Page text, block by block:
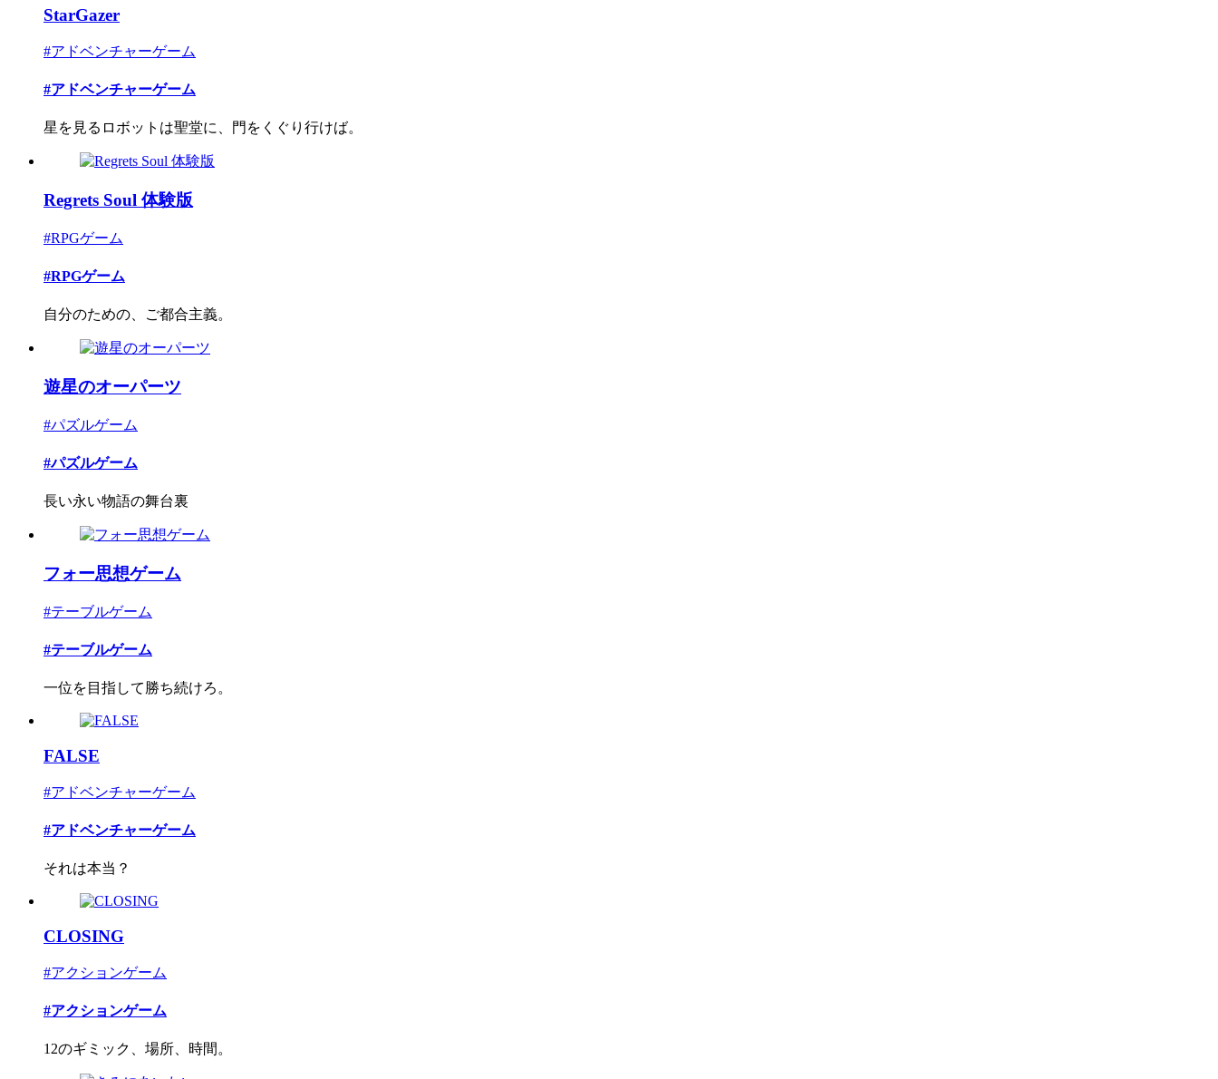
StarGazer
#アドベンチャーゲーム
#アドベンチャーゲーム
星を見るロボットは聖堂に、門をくぐり行けば。
Regrets Soul 体験版
#RPGゲーム
#RPGゲーム
自分のための、ご都合主義。
遊星のオーパーツ
#パズルゲーム
#パズルゲーム
長い永い物語の舞台裏
フォー思想ゲーム
#テーブルゲーム
#テーブルゲーム
一位を目指して勝ち続けろ。
FALSE
#アドベンチャーゲーム
#アドベンチャーゲーム
それは本当？
CLOSING
#アクションゲーム
#アクションゲーム
12のギミック、場所、時間。